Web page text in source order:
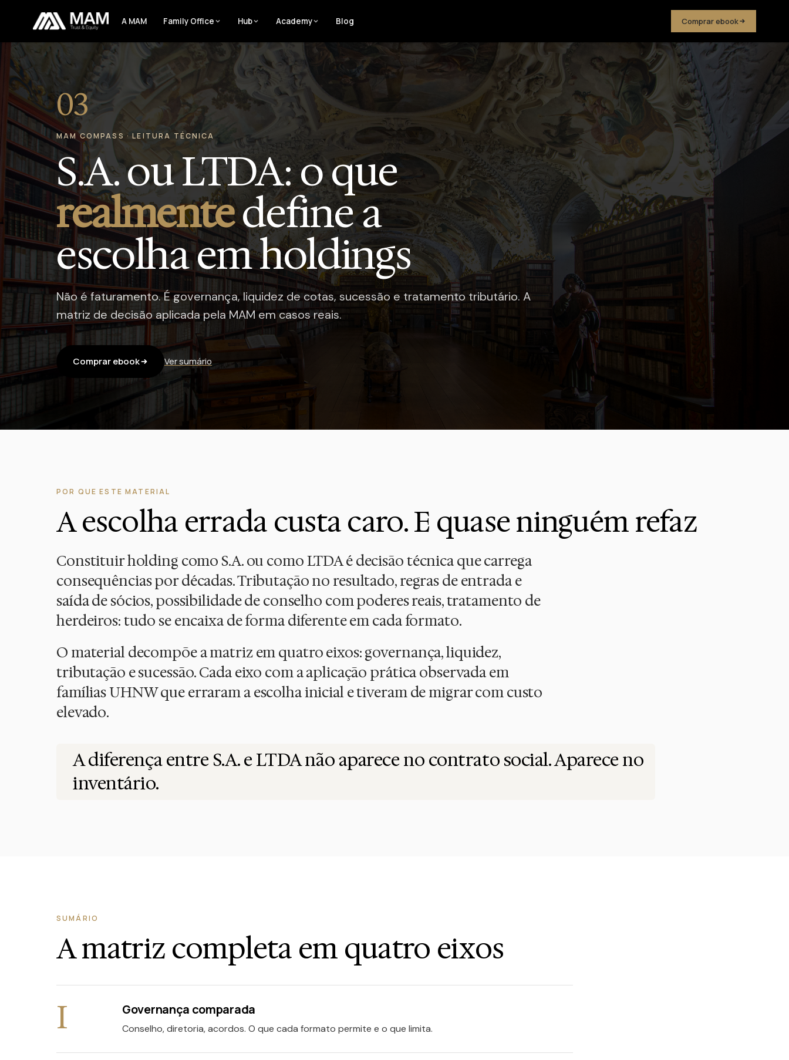
A MAM Family Office Hub Academy Blog Comprar ebook
03
MAM COMPASS · LEITURA TÉCNICA
S.A. ou LTDA: o que
realmentedefine a
escolha em holdings
Não é faturamento. É governança, liquidez de cotas, sucessão e tratamento tributário. A
matriz de decisão aplicada pela MAM em casos reais.
Comprar ebook Ver sumário
POR QUE ESTE MATERIAL
A escolha errada custa caro. E quase ninguém refaz
Constituir holding como S.A. ou como LTDA é decisão técnica que carrega
consequências por décadas. Tributação no resultado, regras de entrada e
saída de sócios, possibilidade de conselho com poderes reais, tratamento de
herdeiros: tudo se encaixa de forma diferente em cada formato.
O material decompõe a matriz em quatro eixos: governança, liquidez,
tributação e sucessão. Cada eixo com a aplicação prática observada em
famílias UHNW que erraram a escolha inicial e tiveram de migrar com custo
elevado.
A diferença entre S.A. e LTDA não aparece no contrato social. Aparece no
inventário.
SUMÁRIO
A matriz completa em quatro eixos
I Governança comparada
Conselho, diretoria, acordos. O que cada formato permite e o que limita.